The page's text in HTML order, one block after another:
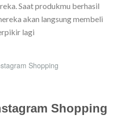
Saat produkmu berhasil
akan langsung membeli
lagi
Shopping